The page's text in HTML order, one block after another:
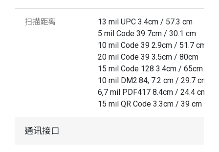
扫描距离
13 mil UPC 3.4cm / 57.3 cm
5 mil Code 39 7cm / 30.1 cm
10 mil Code 39 2.9cm / 51.7 cm
20 mil Code 39 3.5cm / 80cm
15 mil Code 128 3.4cm / 65cm
10 mil DM2.84, 7.2 cm / 29.7 cm
6,7 mil PDF417 8.4cm / 24.4 cm
15 mil QR Code 3.3cm / 39 cm
通讯接口